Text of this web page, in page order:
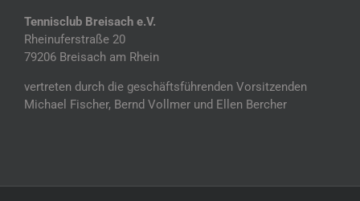
Tennisclub Breisach e.V.
Rheinuferstraße 20
79206 Breisach am Rhein
vertreten durch die geschäftsführenden Vorsitzenden
Michael Fischer, Bernd Vollmer und Ellen Bercher